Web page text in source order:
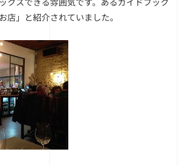
店」と紹介されていました。